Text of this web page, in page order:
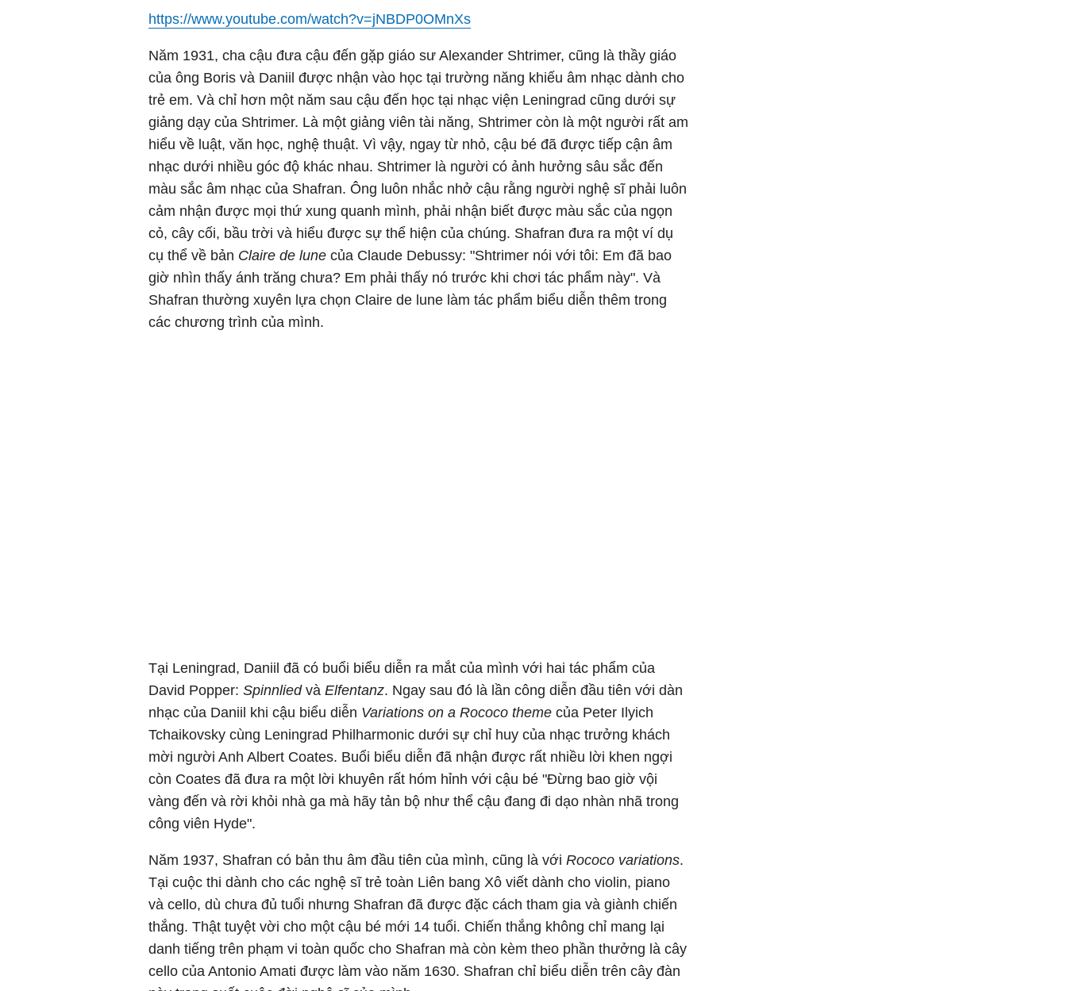
https://www.youtube.com/watch?v=jNBDP0OMnXs
Năm 1931, cha cậu đưa cậu đến gặp giáo sư Alexander Shtrimer, cũng là thầy giáo
của ông Boris và Daniil được nhận vào học tại trường năng khiếu âm nhạc dành cho
trẻ em. Và chỉ hơn một năm sau cậu đến học tại nhạc viện Leningrad cũng dưới sự
giảng dạy của Shtrimer. Là một giảng viên tài năng, Shtrimer còn là một người rất am
hiểu về luật, văn học, nghệ thuật. Vì vậy, ngay từ nhỏ, cậu bé đã được tiếp cận âm
nhạc dưới nhiều góc độ khác nhau. Shtrimer là người có ảnh hưởng sâu sắc đến
màu sắc âm nhạc của Shafran. Ông luôn nhắc nhở cậu rằng người nghệ sĩ phải luôn
cảm nhận được mọi thứ xung quanh mình, phải nhận biết được màu sắc của ngọn
cỏ, cây cối, bầu trời và hiểu được sự thể hiện của chúng. Shafran đưa ra một ví dụ
cụ thể về bản Claire de lune của Claude Debussy: "Shtrimer nói với tôi: Em đã bao
giờ nhìn thấy ánh trăng chưa? Em phải thấy nó trước khi chơi tác phẩm này". Và
Shafran thường xuyên lựa chọn Claire de lune làm tác phẩm biểu diễn thêm trong
các chương trình của mình.
Tại Leningrad, Daniil đã có buổi biểu diễn ra mắt của mình với hai tác phẩm của
David Popper: Spinnliedvà Elfentanz. Ngay sau đó là lần công diễn đầu tiên với dàn
nhạc của Daniil khi cậu biểu diễn Variations on a Rococo theme của Peter Ilyich
Tchaikovsky cùng Leningrad Philharmonic dưới sự chỉ huy của nhạc trưởng khách
mời người Anh Albert Coates. Buổi biểu diễn đã nhận được rất nhiều lời khen ngợi
còn Coates đã đưa ra một lời khuyên rất hóm hỉnh với cậu bé "Đừng bao giờ vội
vàng đến và rời khỏi nhà ga mà hãy tản bộ như thể cậu đang đi dạo nhàn nhã trong
công viên Hyde".
Năm 1937, Shafran có bản thu âm đầu tiên của mình, cũng là với Rococo variations.
Tại cuộc thi dành cho các nghệ sĩ trẻ toàn Liên bang Xô viết dành cho violin, piano
và cello, dù chưa đủ tuổi nhưng Shafran đã được đặc cách tham gia và giành chiến
thắng. Thật tuyệt vời cho một cậu bé mới 14 tuổi. Chiến thắng không chỉ mang lại
danh tiếng trên phạm vi toàn quốc cho Shafran mà còn kèm theo phần thưởng là cây
cello của Antonio Amati được làm vào năm 1630. Shafran chỉ biểu diễn trên cây đàn